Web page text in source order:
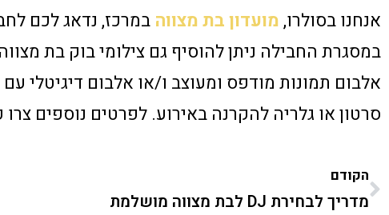
אנחנו בסולרו,מועדון בת מצווה במרכז, נדאג לכם
במסגרת החבילה ניתן להוסיף גם צילומי בוק בת
אלבום תמונות מודפס ומעוצב ו/או אלבום דיגיטלי
סרטון או גלריה להקרנה באירוע. לפרטים נוספים
הקודם
מדריך לבחירת DJ לבת מצווה מושלמת